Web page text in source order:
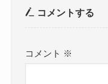
コメントする
コメント ※